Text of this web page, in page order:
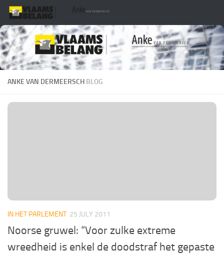
Skip to content
ANKE VAN DERMEERSCH BLOG
IN HET PARLEMENT 25 JULY 2011
Noorse gruwel: “Voor zulke extreme
wreedheid is enkel de doodstraf het gepaste